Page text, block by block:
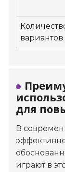
вариантов
для
В
играют в